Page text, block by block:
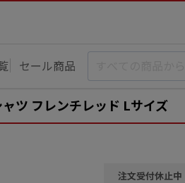
セール商品
ツ フレンチレッド Lサイズ
注文受付休止中